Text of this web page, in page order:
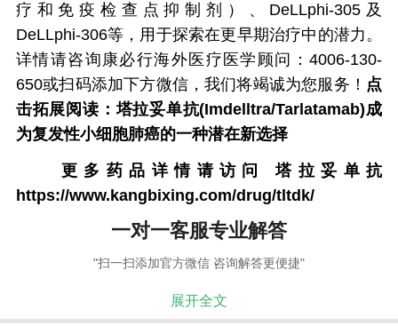
疗和免疫检查点抑制剂）、DeLLphi‑305及
DeLLphi‑306等，用于探索在更早期治疗中的潜力。
详情请咨询康必行海外医疗医学顾问：4006-130-
650或扫码添加下方微信，我们将竭诚为您服务！ 点
击拓展阅读：塔拉妥单抗(Imdelltra/Tarlatamab)成
为复发性小细胞肺癌的一种潜在新选择
更多药品详情请访问塔拉妥单抗
https://www.kangbixing.com/drug/tltdk/
一对一客服专业解答
"扫一扫添加官方微信 咨询解答更便捷"
展开全文